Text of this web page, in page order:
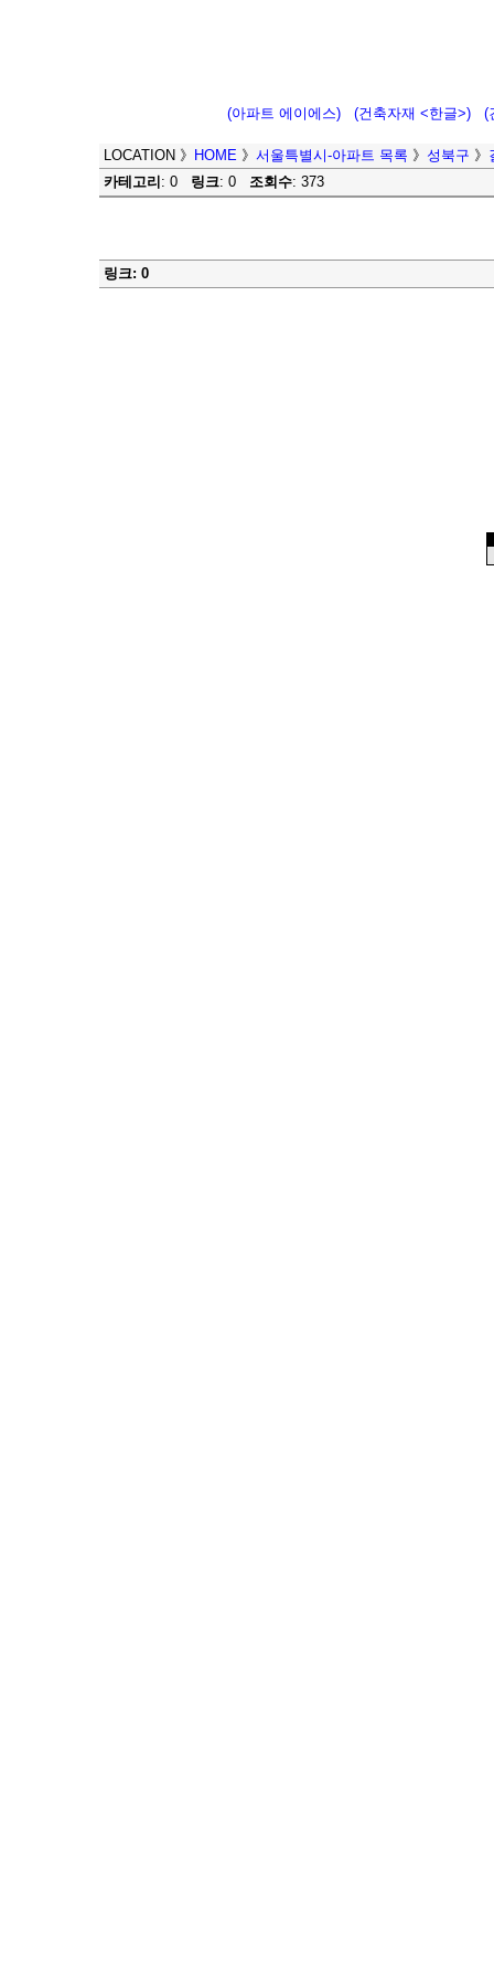
(아파트 에이에스) (건축자재 <한글>) (
LOCATION 》 HOME 》 서울특별시-아파트 목록 》 성북구 》
카테고리 : 0 링크: 0 조회수: 373
링크: 0